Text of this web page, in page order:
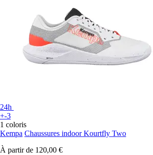
24h
+-3
1 coloris
Kempa Chaussures indoor Kourtfly Two
À partir de 120,00 €